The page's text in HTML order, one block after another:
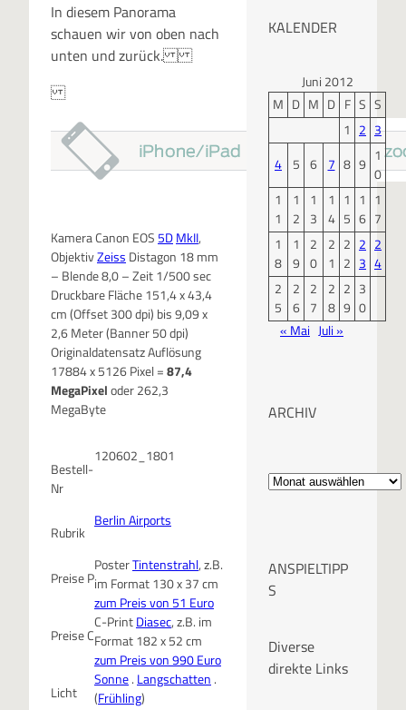
In diesem Panorama
schauen wir von oben nach
unten und zurück.
Kamera Canon EOS 5DMkII,
ObjektivZeiss Distagon 18 mm
– Blende 8,0 – Zeit 1/500 sec
Druckbare Fläche 151,4 x 43,4
cm (Offset 300 dpi) bis 9,09 x
2,6 Meter (Banner 50 dpi)
Originaldatensatz Auflösung
17884 x 5126 Pixel =87,4
MegaPixeloder 262,3
MegaByte
Bestell-
Nr
120602_1801
Rubrik
Berlin Airports
Preise P
PosterTintenstrahl, z.B.
im Format 130 x 37 cm
zum Preis von 51 Euro
Preise C
C-PrintDiasec, z.B. im
Format 182 x 52 cm
zum Preis von 990 Euro
Licht
Sonne.Langschatten.
(Frühling)
KALENDER
Juni 2012
M D M D F S S
1 2 3
4 5 6 7 8 9 1
0
1
1
1
2
1
3
1
4
1
5
1
6
1
7
1
8
1
9
2
0
2
1
2
2
2
3
2
4
2
5
2
6
2
7
2
8
2
9
3
0
« Mai Juli »
ARCHIV
A
h
v
ANSPIELTIPP
S
Diverse
direkte Links